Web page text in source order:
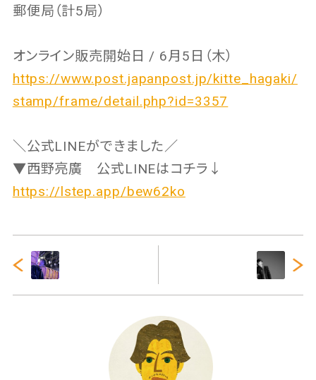
郵便局（計5局）
オンライン販売開始日 / 6月5日（木）
https://www.post.japanpost.jp/kitte_hagaki/
stamp/frame/detail.php?id=3357
＼公式LINEができました／
▼西野亮廣 公式LINEはコチラ↓
https://lstep.app/bew62ko